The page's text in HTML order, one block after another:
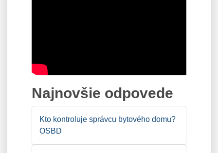
Najnovšie odpovede
Kto kontroluje správcu bytového domu?
OSBD